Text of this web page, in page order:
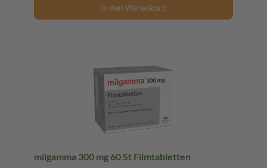
In den Warenkorb
milgamma 300 mg 60 St Filmtabletten